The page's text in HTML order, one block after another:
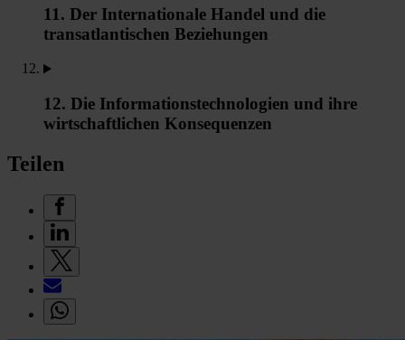
11. Der Internationale Handel und die
transatlantischen Beziehungen
12. Die Informationstechnologien und ihre
wirtschaftlichen Konsequenzen
Teilen